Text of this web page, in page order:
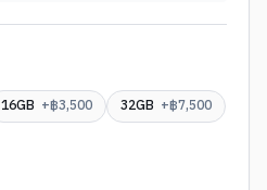
16GB +฿3,500 32GB +฿7,500